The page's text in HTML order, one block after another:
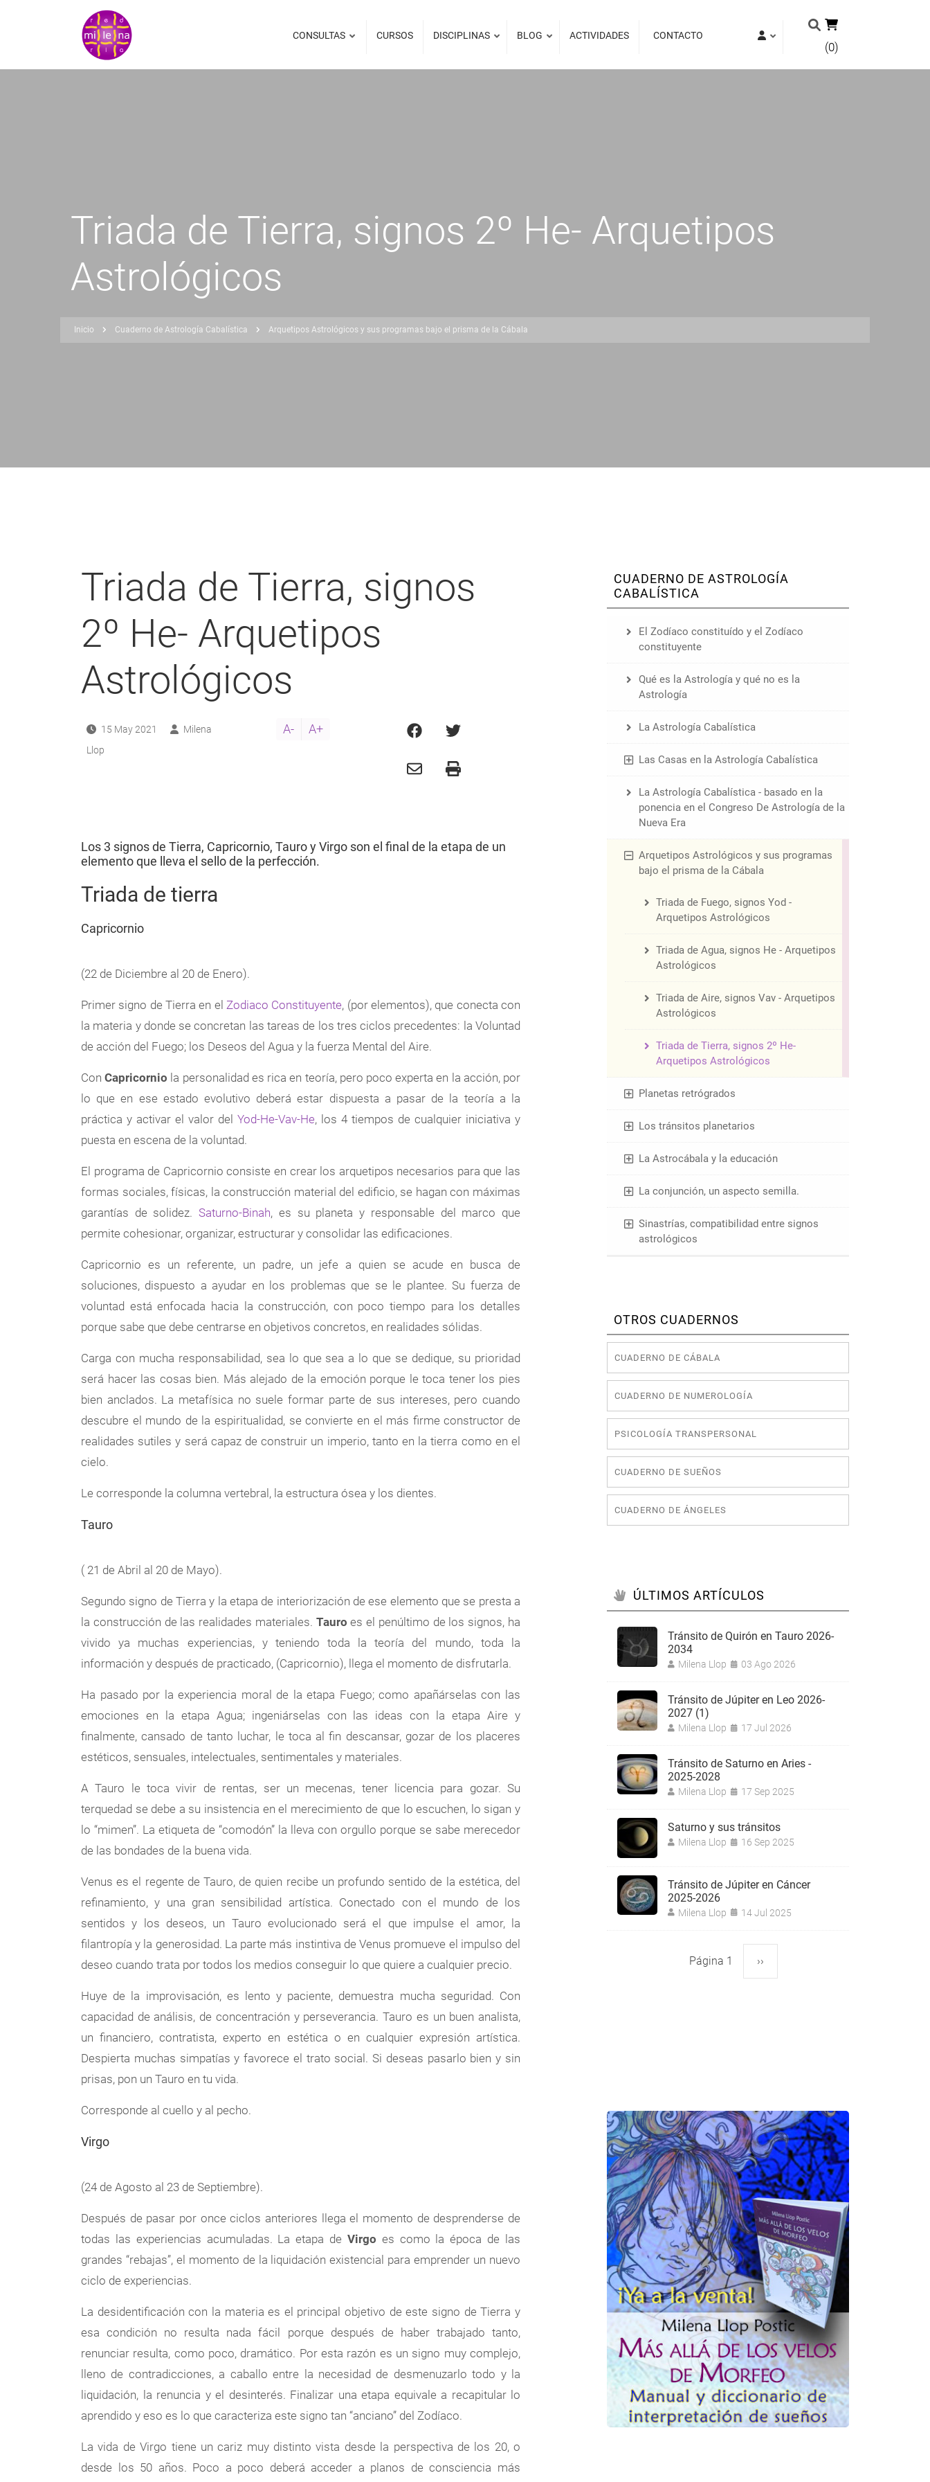
principal
CONSULTAS CURSOS DISCIPLINAS BLOG ACTIVIDADES CONTACTO
(0)
Triada de Tierra, signos 2º He- Arquetipos
Astrológicos
navegación
Inicio Cuaderno de Astrología Cabalística Arquetipos Astrológicos y sus programas bajo el prisma de la Cábala
Triada de Tierra, signos
2º He- Arquetipos
Astrológicos
15 May 2021
Milena
Llop
A- A+
Los 3 signos de Tierra, Capricornio, Tauro y Virgo son el final de la etapa de un
elemento que lleva el sello de la perfección.
Triada de tierra
Capricornio
(22 de Diciembre al 20 de Enero).
Primer signo de Tierra en el Zodiaco Constituyente, (por elementos), que conecta con
la materia y donde se concretan las tareas de los tres ciclos precedentes: la Voluntad
de acción del Fuego; los Deseos del Agua y la fuerza Mental del Aire.
ConCapricornio la personalidad es rica en teoría, pero poco experta en la acción, por
lo que en ese estado evolutivo deberá estar dispuesta a pasar de la teoría a la
práctica y activar el valor del Yod-He-Vav-He, los 4 tiempos de cualquier iniciativa y
puesta en escena de la voluntad.
El programa de Capricornio consiste en crear los arquetipos necesarios para que las
formas sociales, físicas, la construcción material del edificio, se hagan con máximas
garantías de solidez. Saturno-Binah, es su planeta y responsable del marco que
permite cohesionar, organizar, estructurar y consolidar las edificaciones.
Capricornio es un referente, un padre, un jefe a quien se acude en busca de
soluciones, dispuesto a ayudar en los problemas que se le plantee. Su fuerza de
voluntad está enfocada hacia la construcción, con poco tiempo para los detalles
porque sabe que debe centrarse en objetivos concretos, en realidades sólidas.
Carga con mucha responsabilidad, sea lo que sea a lo que se dedique, su prioridad
será hacer las cosas bien. Más alejado de la emoción porque le toca tener los pies
bien anclados. La metafísica no suele formar parte de sus intereses, pero cuando
descubre el mundo de la espiritualidad, se convierte en el más firme constructor de
realidades sutiles y será capaz de construir un imperio, tanto en la tierra como en el
cielo.
Le corresponde la columna vertebral, la estructura ósea y los dientes.
Tauro
( 21 de Abril al 20 de Mayo).
Segundo signo de Tierra y la etapa de interiorización de ese elemento que se presta a
la construcción de las realidades materiales. Tauro es el penúltimo de los signos, ha
vivido ya muchas experiencias, y teniendo toda la teoría del mundo, toda la
información y después de practicado, (Capricornio), llega el momento de disfrutarla.
Ha pasado por la experiencia moral de la etapa Fuego; como apañárselas con las
emociones en la etapa Agua; ingeniárselas con las ideas con la etapa Aire y
finalmente, cansado de tanto luchar, le toca al fin descansar, gozar de los placeres
estéticos, sensuales, intelectuales, sentimentales y materiales.
A Tauro le toca vivir de rentas, ser un mecenas, tener licencia para gozar. Su
terquedad se debe a su insistencia en el merecimiento de que lo escuchen, lo sigan y
lo “mimen”. La etiqueta de “comodón” la lleva con orgullo porque se sabe merecedor
de las bondades de la buena vida.
Venus es el regente de Tauro, de quien recibe un profundo sentido de la estética, del
refinamiento, y una gran sensibilidad artística. Conectado con el mundo de los
sentidos y los deseos, un Tauro evolucionado será el que impulse el amor, la
filantropía y la generosidad. La parte más instintiva de Venus promueve el impulso del
deseo cuando trata por todos los medios conseguir lo que quiere a cualquier precio.
Huye de la improvisación, es lento y paciente, demuestra mucha seguridad. Con
capacidad de análisis, de concentración y perseverancia. Tauro es un buen analista,
un financiero, contratista, experto en estética o en cualquier expresión artística.
Despierta muchas simpatías y favorece el trato social. Si deseas pasarlo bien y sin
prisas, pon un Tauro en tu vida.
Corresponde al cuello y al pecho.
Virgo
(24 de Agosto al 23 de Septiembre).
Después de pasar por once ciclos anteriores llega el momento de desprenderse de
todas las experiencias acumuladas. La etapa de Virgo es como la época de las
grandes “rebajas”, el momento de la liquidación existencial para emprender un nuevo
ciclo de experiencias.
La desidentificación con la materia es el principal objetivo de este signo de Tierra y
esa condición no resulta nada fácil porque después de haber trabajado tanto,
renunciar resulta, como poco, dramático. Por esta razón es un signo muy complejo,
lleno de contradicciones, a caballo entre la necesidad de desmenuzarlo todo y la
liquidación, la renuncia y el desinterés. Finalizar una etapa equivale a recapitular lo
aprendido y eso es lo que caracteriza este signo tan “anciano” del Zodíaco.
La vida de Virgo tiene un cariz muy distinto vista desde la perspectiva de los 20, o
desde los 50 años. Poco a poco deberá acceder a planos de consciencia más
CUADERNO DE ASTROLOGÍA
CABALÍSTICA
El Zodíaco constituído y el Zodíaco
constituyente
Qué es la Astrología y qué no es la
Astrología
La Astrología Cabalística
Las Casas en la Astrología Cabalística
La Astrología Cabalística - basado en la
ponencia en el Congreso De Astrología de la
Nueva Era
Arquetipos Astrológicos y sus programas
bajo el prisma de la Cábala
Triada de Fuego, signos Yod -
Arquetipos Astrológicos
Triada de Agua, signos He - Arquetipos
Astrológicos
Triada de Aire, signos Vav - Arquetipos
Astrológicos
Triada de Tierra, signos 2º He-
Arquetipos Astrológicos
Planetas retrógrados
Los tránsitos planetarios
La Astrocábala y la educación
La conjunción, un aspecto semilla.
Sinastrías, compatibilidad entre signos
astrológicos
OTROS CUADERNOS
CUADERNO DE CÁBALA
CUADERNO DE NUMEROLOGÍA
PSICOLOGÍA TRANSPERSONAL
CUADERNO DE SUEÑOS
CUADERNO DE ÁNGELES
ÚLTIMOS ARTÍCULOS
Tránsito de Quirón en Tauro 2026-
2034
Milena Llop 03 Ago 2026
Tránsito de Júpiter en Leo 2026-
2027 (1)
Milena Llop 17 Jul 2026
Tránsito de Saturno en Aries -
2025-2028
Milena Llop 17 Sep 2025
Saturno y sus tránsitos
Milena Llop 16 Sep 2025
Tránsito de Júpiter en Cáncer
2025-2026
Milena Llop 14 Jul 2025
Página 1 Siguiente
››